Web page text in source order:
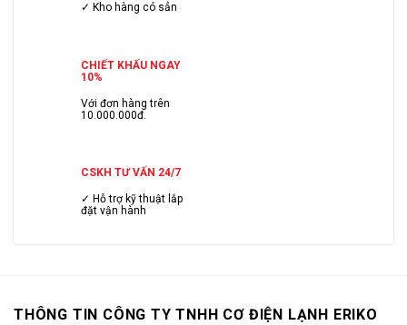
✓ Kho hàng có sẳn
CHIẾT KHẤU NGAY
10%
Với đơn hàng trên
10.000.000đ.
CSKH TƯ VẤN 24/7
✓ Hỗ trợ kỹ thuật lắp
đặt vận hành
THÔNG TIN CÔNG TY TNHH CƠ ĐIỆN LẠNH ERIKO